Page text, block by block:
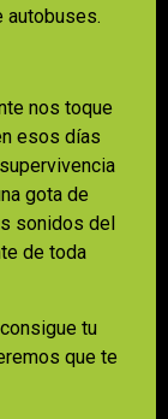
autobuses.
nos toque
esos días
gota de
sonidos del
de toda
tu
que te